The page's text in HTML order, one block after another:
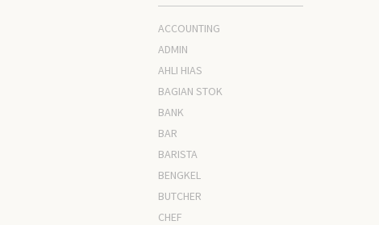
ACCOUNTING
ADMIN
AHLI HIAS
BAGIAN STOK
BANK
BAR
BARISTA
BENGKEL
BUTCHER
CHEF